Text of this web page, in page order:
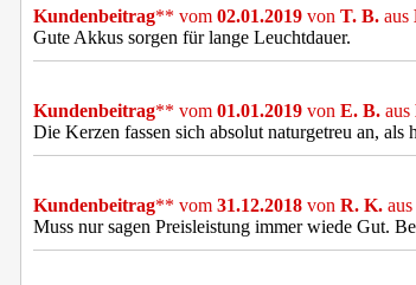
Kundenbeitrag** vom 02.01.2019 von T. B. aus
Gute Akkus sorgen für lange Leuchtdauer.
Kundenbeitrag** vom 01.01.2019 von E. B. aus
Die Kerzen fassen sich absolut naturgetreu an, als
Kundenbeitrag** vom 31.12.2018 von R. K. aus
Muss nur sagen Preisleistung immer wiede Gut.